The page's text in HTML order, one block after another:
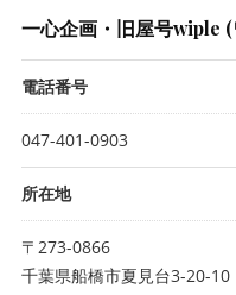
一心企画・旧屋号wiple
電話番号
047-401-0903
所在地
〒273-0866
千葉県船橋市夏見台3-20-10